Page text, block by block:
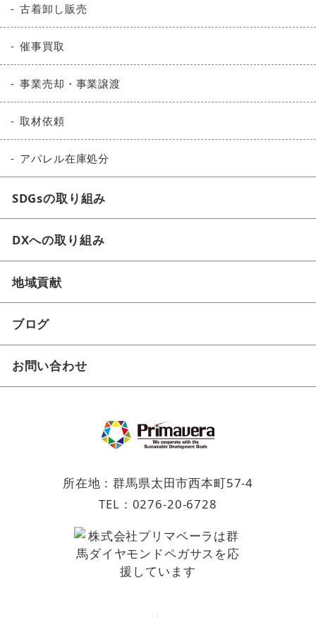
古着卸し販売
催事買取
事業売却・事業譲渡
取材依頼
アパレル在庫処分
SDGsの取り組み
DXへの取り組み
地域貢献
ブログ
お問い合わせ
所在地：群馬県太田市西本町57-4
TEL： 0276-20-6728